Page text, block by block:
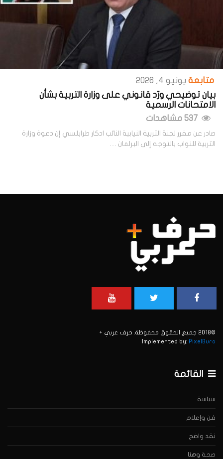
متابعة يونيو 4, 2026
بيان توضيحي ورّد قانوني على وزارة التربية بشأن
الامتحانات الرسمية
صادر عن مقرر لجنة التربية النيابية النائب ادكار طرابلسي إن دعوة وزارة
التربية للنواب بالتوجه إلى البرلمان …
©2018 جميع الحقوق محفوظة. حرف عربي +
Implemented by: PixelBuro
القائمة
سياسة
فن وإعلام
نقد واضح
صحة وهنا